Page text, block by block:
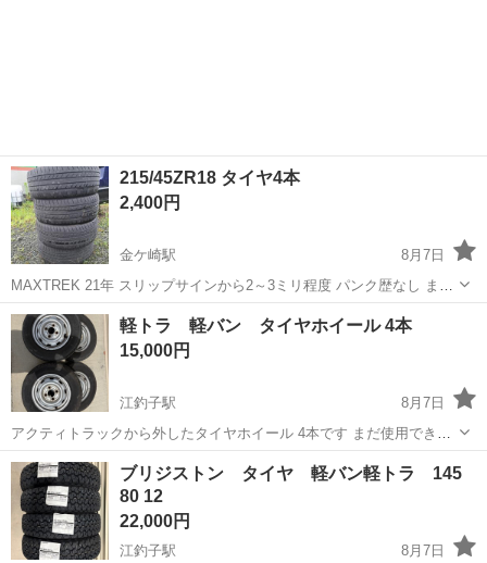
215/45ZR18 タイヤ4本
2,400円
金ケ崎駅
8月7日
MAXTREK 21年 スリップサインから2～3ミリ程度 パンク歴なし まだ
使えると思います。
岩手 胆沢郡 金ケ崎駅 タイヤ、ホイール
軽トラ 軽バン タイヤホイール 4本
15,000円
江釣子駅
8月7日
アクティトラックから外したタイヤホイール 4本です まだ使用できる
と思います。 スペア欲しい方おつけします。スペアはタイヤ要交換で
す。 引き取りでお願い致します。
岩手 北上市 江釣子駅 タイヤ、ホイール
ブリジストン タイヤ 軽バン軽トラ 145
80 12
22,000円
江釣子駅
8月7日